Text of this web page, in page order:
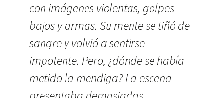
con imágenes violentas, golpes
bajos y armas. Su mente se tiñó de
sangre y volvió a sentirse
impotente. Pero, ¿dónde se había
metido la mendiga? La escena